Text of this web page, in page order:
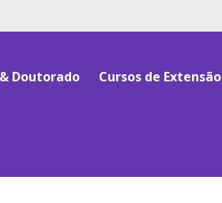
Doutorado Cursos de Extensão